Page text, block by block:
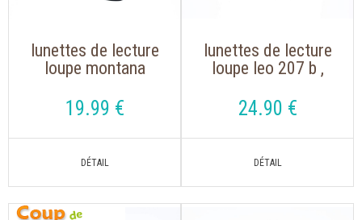
lunettes de lecture
loupe montana
autour du cou
19.99 €
lunettes de lecture
loupe leo 207 b ,
avec un aimant avec
cordon réglable
24.90 €